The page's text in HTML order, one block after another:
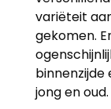
variëteit
gekomen.
binnenzijde
jong en oud.